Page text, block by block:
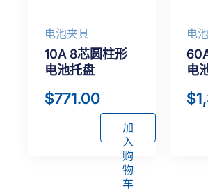
电池夹具
10A 8芯圆柱形
电池托盘
$771.00
加
入
购
物
车
电
电
$